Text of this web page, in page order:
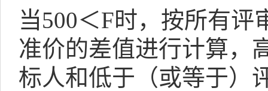
当500＜F时，按所有评
准价的差值进行计算，
标人和低于（或等于）